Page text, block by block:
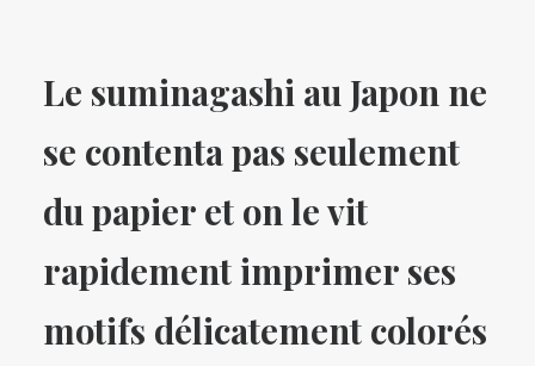
Le suminagashi au Japon ne
se contenta pas seulement
du papier et on le vit
rapidement imprimer ses
motifs délicatement colorés